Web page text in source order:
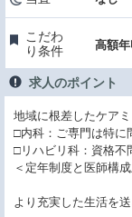
こだわ
り条件
高額
求人のポイント
地域に根差したケア
□内科：ご専門は特に
□リハビリ科：資格不
＜定年制度と医師構
より充実した生活を